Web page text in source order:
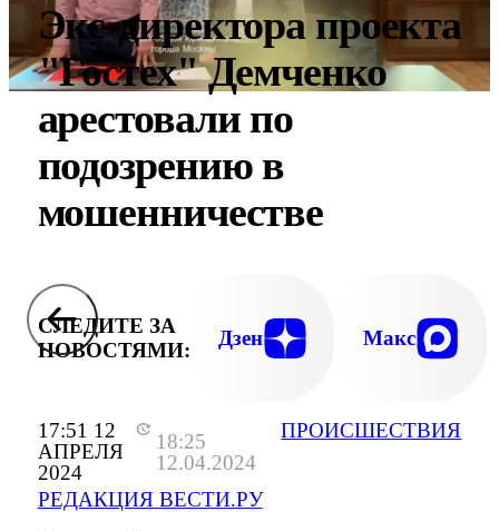
17:51 12
АПРЕЛЯ
2024
18:25
12.04.2024
РЕДАКЦИЯ ВЕСТИ.РУ
ПРОИСШЕСТВИЯ
Экс-директора проекта
"Гостех" Демченко
арестовали по
подозрению в
мошенничестве
СЛЕДИТЕ ЗА
НОВОСТЯМИ:
Дзен Макс